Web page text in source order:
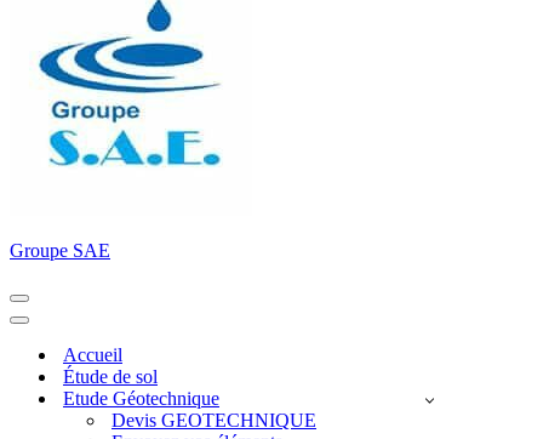
Groupe SAE
Menu
de
Menu
navigationAccueil
Étude de sol
Etude Géotechnique
Devis GEOTECHNIQUE